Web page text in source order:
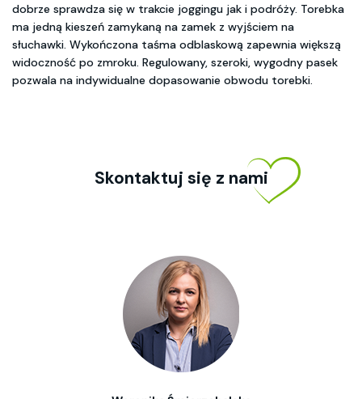
dobrze sprawdza się w trakcie joggingu jak i podróży. Torebka
ma jedną kieszeń zamykaną na zamek z wyjściem na
słuchawki. Wykończona taśma odblaskową zapewnia większą
widoczność po zmroku. Regulowany, szeroki, wygodny pasek
pozwala na indywidualne dopasowanie obwodu torebki.
Skontaktuj się z nami